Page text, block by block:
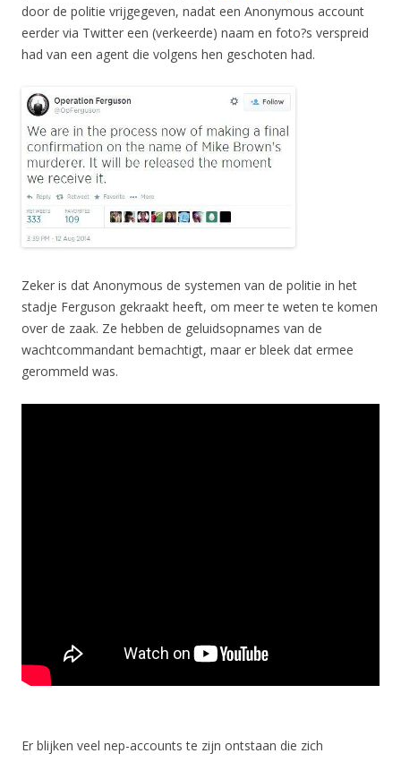
door de politie vrijgegeven, nadat een Anonymous account
eerder via Twitter een (verkeerde) naam en foto?s verspreid
had van een agent die volgens hen geschoten had.
Zeker is dat Anonymous de systemen van de politie in het
stadje Ferguson gekraakt heeft, om meer te weten te komen
over de zaak. Ze hebben de geluidsopnames van de
wachtcommandant bemachtigt, maar er bleek dat ermee
gerommeld was.
Er blijken veel nep-accounts te zijn ontstaan die zich